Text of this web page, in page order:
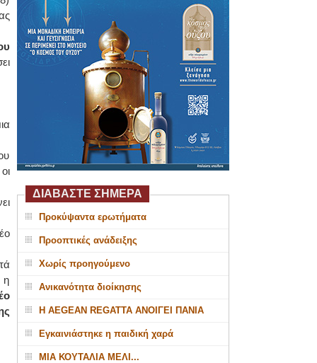
η
ΔΙΑΒΑΣΤΕ ΣΗΜΕΡΑ
Προκύψαντα ερωτήματα
Προοπτικές ανάδειξης
Χωρίς προηγούμενο
Ανικανότητα διοίκησης
Η AEGEAN REGATTA ΑΝΟΙΓΕΙ ΠΑΝΙΑ
Εγκαινιάστηκε η παιδική χαρά
ΜΙΑ ΚΟΥΤΑΛΙΑ ΜΕΛΙ...